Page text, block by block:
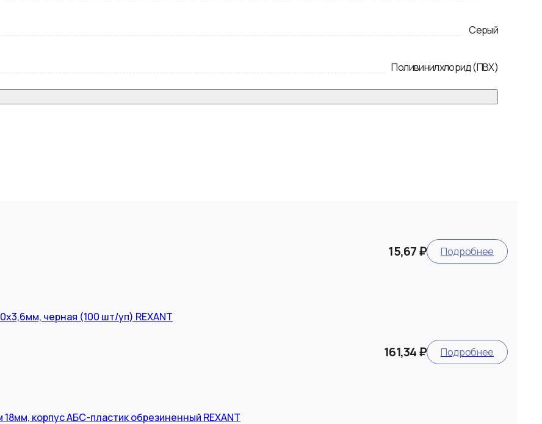
Серый
Поливинилхлорид (ПВХ)
15,67 ₽ Подробнее
черная (100 шт/уп) REXANT
161,34 ₽ Подробнее
корпус АБС-пластик обрезиненный REXANT